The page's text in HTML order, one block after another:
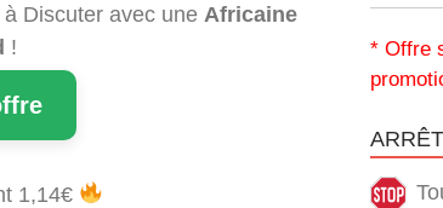
Discuter avec une Africaine
!
1,14€
* Offre